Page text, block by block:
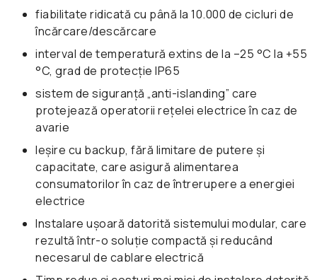
fiabilitate ridicată cu până la 10.000 de cicluri de
încărcare/descărcare
interval de temperatură extins de la –25 °C la +55
°C, grad de protecție IP65
sistem de siguranță „anti-islanding” care
protejează operatorii rețelei electrice în caz de
avarie
Ieșire cu backup, fără limitare de putere și
capacitate, care asigură alimentarea
consumatorilor în caz de întrerupere a energiei
electrice
Instalare ușoară datorită sistemului modular, care
rezultă într-o soluție compactă și reducând
necesarul de cablare electrică